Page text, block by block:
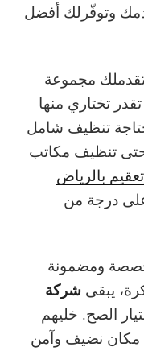
وتوفّرلك أفضل
مجموعة
تختاري منها
تنظيف شامل
حتى تنظيف مكاتب
بالرياض
درجة من
ومضمونة
يبقى شركة
الصح. خليهم
مكان نضيف وآمن